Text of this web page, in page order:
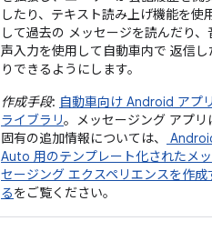
したり、テキスト読み上げ機能を使
して過去の メッセージを読んだり、
声入力を使用して自動車内で 返信し
りできるようにします。
作成手段: 自動車向け Android アプリ
ライブラリ。メッセージング アプリ
固有の追加情報については、
Auto 用のテンプレート化されたメッ
セージング エクスペリエンスを作成
るをご覧ください。